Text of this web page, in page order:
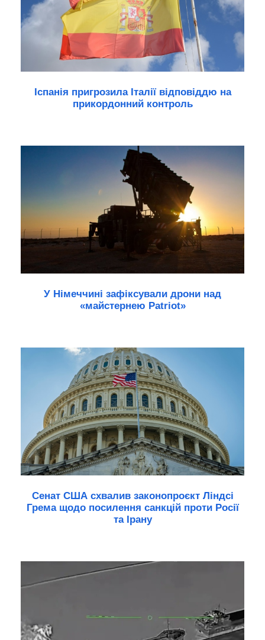
Іспанія пригрозила Італії відповіддю на
прикордонний контроль
У Німеччині зафіксували дрони над
«майстернею Patriot»
Сенат США схвалив законопроєкт Ліндсі
Грема щодо посилення санкцій проти Росії
та Ірану